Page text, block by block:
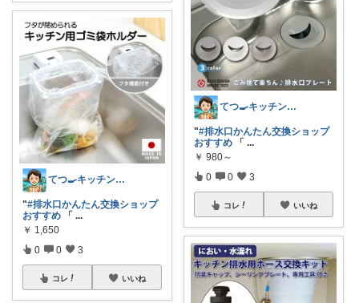
てつ🍳キッチンアイテム｜アイコン変更
"#排水口かんたん交換ショップ
おすすめ 「 ...
￥ 1,650
0 0 3
コレ いいね
てつ🍳キッチンアイテム｜アイコン変更
"#排水口かんたん交換ショップ
おすすめ 「 ...
￥ 980～
0 0 3
コレ いいね